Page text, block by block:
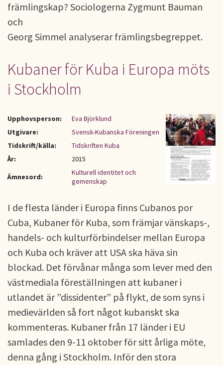
främlingskap? Sociologerna Zygmunt Bauman
och
Georg Simmel analyserar främlingsbegreppet.
Kubaner för Kuba i Europa möts
i Stockholm
Upphovsperson:
Eva Björklund
Utgivare:
Svensk-Kubanska Föreningen
Tidskrift/källa:
Tidskriften Kuba
År:
2015
Ämnesord:
Kulturell identitet och
gemenskap
I de flesta länder i Europa finns Cubanos por
Cuba, Kubaner för Kuba, som främjar vänskaps-,
handels- och kulturförbindelser mellan Europa
och Kuba och kräver att USA ska häva sin
blockad. Det förvånar många som lever med den
västmediala föreställningen att kubaner i
utlandet är ”dissidenter” på flykt, de som syns i
medievärlden så fort något kubanskt ska
kommenteras. Kubaner från 17 länder i EU
samlades den 9-11 oktober för sitt årliga möte,
denna gång i Stockholm. Inför den stora